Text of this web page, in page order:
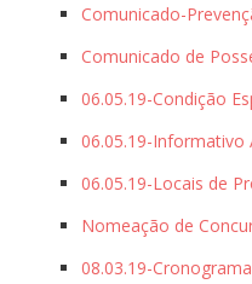
Comunicado-
Comunicado de
06.05.19-Condição
06.05.19-Informativo
06.05.19-Locais de
Nomeação de
08.03.19-